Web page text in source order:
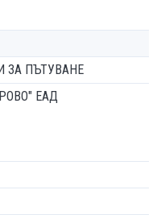
ЗА ПЪТУВАНЕ
ЕАД